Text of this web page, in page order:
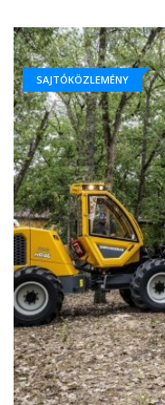
SAJTÓKÖZLEMÉNY